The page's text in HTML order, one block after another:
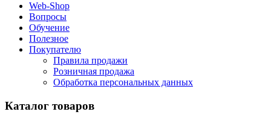
Web-Shop
Вопросы
Обучение
Полезное
Покупателю
Правила продажи
Розничная продажа
Обработка персональных данных
Каталог товаров